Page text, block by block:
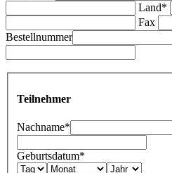
Land*
Fax
Bestellnummer
Teilnehmer
Nachname*
Geburtsdatum*